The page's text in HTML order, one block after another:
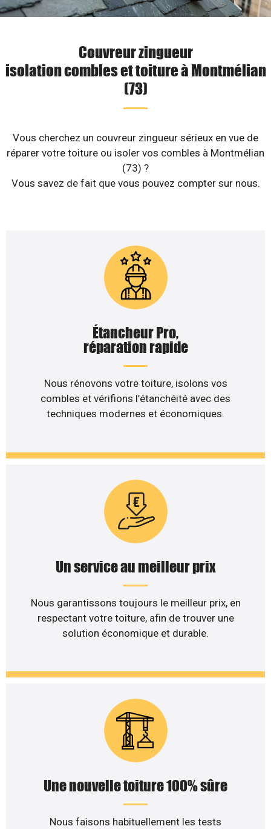
Couvreur zingueur
isolation combles et toiture à Montmélian
(73)
Vous cherchez un couvreur zingueur sérieux en vue de
réparer votre toiture ou isoler vos combles à Montmélian
(73) ?
Vous savez de fait que vous pouvez compter sur nous.
Étancheur Pro,
réparation rapide
Nous rénovons votre toiture, isolons vos
combles et vérifions l’étanchéité avec des
techniques modernes et économiques.
Un service au meilleur prix
Nous garantissons toujours le meilleur prix, en
respectant votre toiture, afin de trouver une
solution économique et durable.
Une nouvelle toiture 100% sûre
Nous faisons habituellement les tests